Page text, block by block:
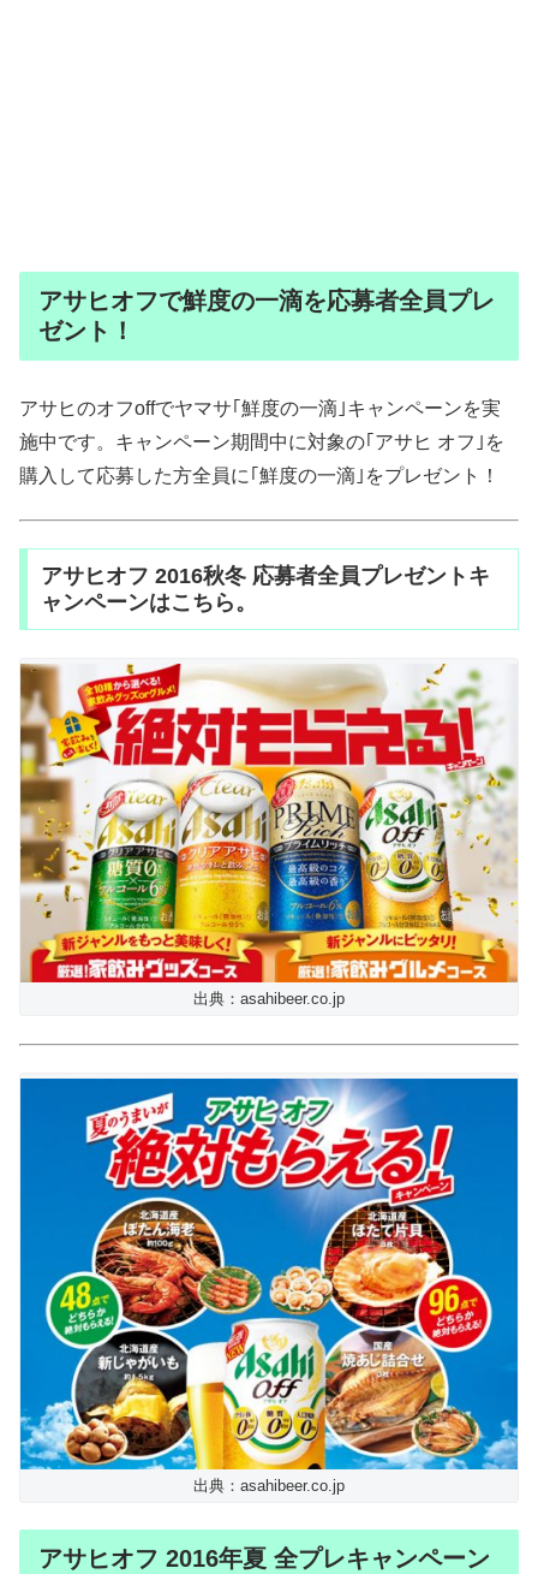
アサヒオフで鮮度の一滴を応募者全員プレ
ゼント！
アサヒのオフoffでヤマサ｢鮮度の一滴｣キャンペーンを実
施中です。キャンペーン期間中に対象の｢アサヒ オフ｣を
購入して応募した方全員に｢鮮度の一滴｣をプレゼント！
アサヒオフ 2016秋冬 応募者全員プレゼントキ
ャンペーンはこちら。
出典：asahibeer.co.jp
出典：asahibeer.co.jp
アサヒオフ 2016年夏 全プレキャンペーン